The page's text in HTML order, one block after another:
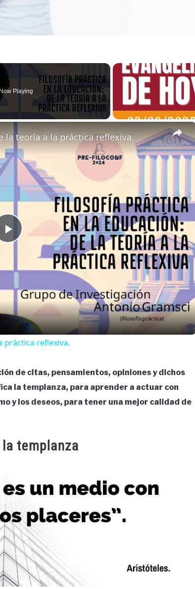
Playing
×
Play
Video
la teoría a la práctica reflexiva.
práctica reflexiva.
de citas, pensamientos, opiniones y dichos
la templanza, para aprender a actuar con
y los deseos, para tener una mejor calidad de
templanza